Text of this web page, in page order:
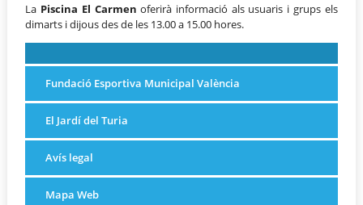
La Piscina El Carmen oferirà informació als usuaris i grups els
dimarts i dijous des de les 13.00 a 15.00 hores.
Fundació Esportiva Municipal València
El Jardí del Turia
Avís legal
Mapa Web